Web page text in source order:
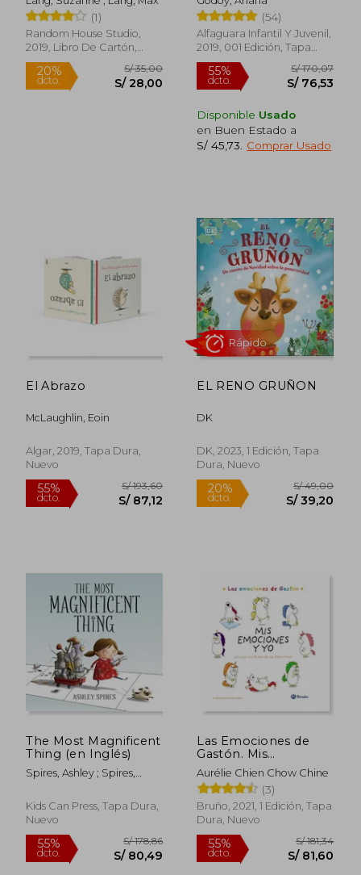
30%
dcto.
S/
S/
Rápido
(1)
Random House Studio,
2019, Libro De Cartón,
Nuevo
(54)
Alfaguara Infantil Y Juvenil,
2019, 001 Edición, Tapa
Blanda, Nuevo
55%
dcto.
Disponible Usado
en Buen Estado a
S/ 45,73
Comprar Usado
El Abrazo
McLaughlin, Eoin
Algar, 2019, Tapa Dura,
Nuevo
EL RENO GRUÑON
DK
DK, 2023, 1 Edición, Tapa
Dura, Nuevo
The Most Magnificent
Thing (en Inglés)
Spires, Ashley ; Spires,
Kids Can Press, Tapa Dura,
Nuevo
Las Emociones de
Gastón. Mis
Emociones y yo
Aurélie Chien Chow Chine
(3)
Bruño, 2021, 1 Edición, Tapa
Dura, Nuevo